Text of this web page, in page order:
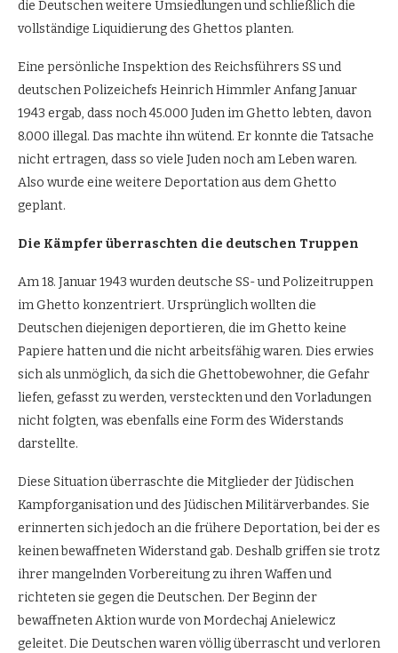
die Deutschen weitere Umsiedlungen und schließlich die
vollständige Liquidierung des Ghettos planten.
Eine persönliche Inspektion des Reichsführers SS und
deutschen Polizeichefs Heinrich Himmler Anfang Januar
1943 ergab, dass noch 45.000 Juden im Ghetto lebten, davon
8.000 illegal. Das machte ihn wütend. Er konnte die Tatsache
nicht ertragen, dass so viele Juden noch am Leben waren.
Also wurde eine weitere Deportation aus dem Ghetto
geplant.
Die Kämpfer überraschten die deutschen Truppen
Am 18. Januar 1943 wurden deutsche SS- und Polizeitruppen
im Ghetto konzentriert. Ursprünglich wollten die
Deutschen diejenigen deportieren, die im Ghetto keine
Papiere hatten und die nicht arbeitsfähig waren. Dies erwies
sich als unmöglich, da sich die Ghettobewohner, die Gefahr
liefen, gefasst zu werden, versteckten und den Vorladungen
nicht folgten, was ebenfalls eine Form des Widerstands
darstellte.
Diese Situation überraschte die Mitglieder der Jüdischen
Kampforganisation und des Jüdischen Militärverbandes. Sie
erinnerten sich jedoch an die frühere Deportation, bei der es
keinen bewaffneten Widerstand gab. Deshalb griffen sie trotz
ihrer mangelnden Vorbereitung zu ihren Waffen und
richteten sie gegen die Deutschen. Der Beginn der
bewaffneten Aktion wurde von Mordechaj Anielewicz
geleitet. Die Deutschen waren völlig überrascht und verloren